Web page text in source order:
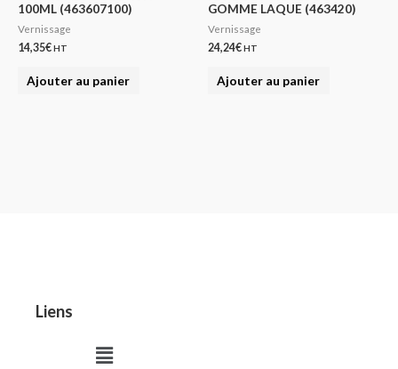
100ML (463607100)
Vernissage
14,35€HT
Ajouter au panier
GOMME LAQUE (463420)
Vernissage
24,24€HT
Ajouter au panier
Liens
Menu